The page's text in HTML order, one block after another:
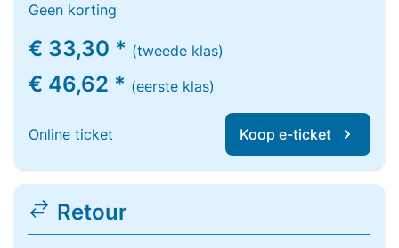
Geen korting
€ 33,30 * (tweede klas)
€ 46,62 * (eerste klas)
Online ticket Koop e-ticket
Retour